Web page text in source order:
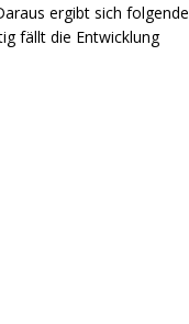
ergibt sich folgende
fällt die Entwicklung